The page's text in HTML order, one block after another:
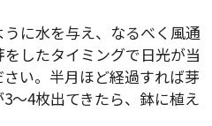
に水を与え、なるべく風通
したタイミングで日光が当
い。半月ほど経過すれば芽
〜4枚出てきたら、鉢に植え